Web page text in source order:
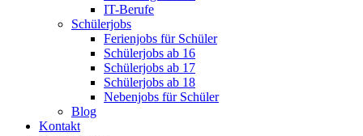
IT-Berufe
Schülerjobs
Ferienjobs für Schüler
Schülerjobs ab 16
Schülerjobs ab 17
Schülerjobs ab 18
Nebenjobs für Schüler
Blog
Kontakt